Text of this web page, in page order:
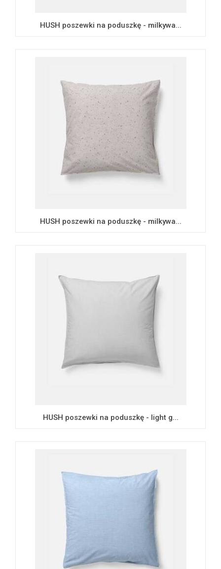
HUSH poszewki na poduszkę - milkywa...
HUSH poszewki na poduszkę - milkywa...
HUSH poszewki na poduszkę - light g...